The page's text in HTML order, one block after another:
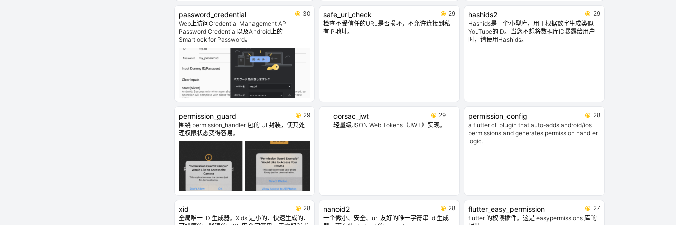
password_credential
30
Web上访问Credential Management API
Password Credential以及Android上的
Smartlock for Password。
safe_url_check
29
检查不受信任的URL是否损坏，不允许连接到私
有IP地址。
hashids2
29
Hashids是一个小型库，用于根据数字生成类似
YouTube的ID。当您不想将数据库ID暴露给用户
时，请使用Hashids。
permission_guard
29
围绕 permission_handler 包的 UI 封装，使其处
理权限状态变得容易。
corsac_jwt
29
轻量级JSON Web Tokens（JWT）实现。
permission_config
28
a flutter cli plugin that auto-adds android/ios
permissions and generates permission handler
logic.
xid
28
全局唯一 ID 生成器。Xids 是小的、快速生成的、
nanoid2
28
一个微小、安全、url 友好的唯一字符串 id 生成
flutter_easy_permission
27
flutter 的权限插件。这是 easypermissions 库的